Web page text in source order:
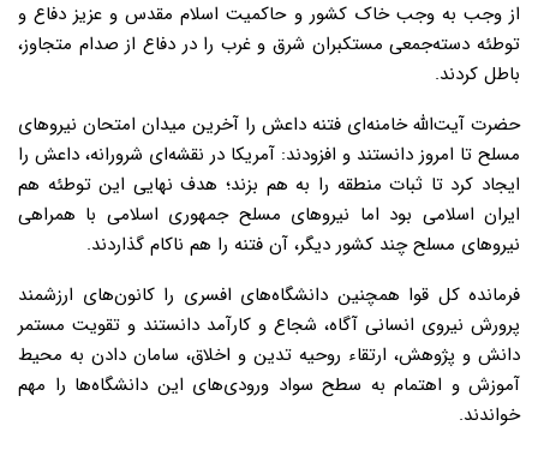
از وجب به وجب خاک کشور و حاکمیت اسلام مقدس و عزیز دفاع و
توطئه دسته‌جمعی مستکبران شرق و غرب را در دفاع از صدام متجاوز،
باطل کردند.
حضرت آیت‌الله خامنه‌ای فتنه داعش را آخرین میدان امتحان نیروهای
مسلح تا امروز دانستند و افزودند: آمریکا در نقشه‌ای شرورانه، داعش را
ایجاد کرد تا ثبات منطقه را به هم بزند؛ هدف نهایی این توطئه هم
ایران اسلامی بود اما نیروهای مسلح جمهوری اسلامی با همراهی
نیروهای مسلح چند کشور دیگر، آن فتنه را هم ناکام گذاردند.
فرمانده کل قوا همچنین دانشگاه‌های افسری را کانون‌های ارزشمند
پرورش نیروی انسانی آگاه، شجاع و کارآمد دانستند و تقویت مستمر
دانش و پژوهش، ارتقاء روحیه تدین و اخلاق، سامان دادن به محیط
آموزش و اهتمام به سطح سواد ورودی‌های این دانشگاه‌ها را مهم
خواندند.